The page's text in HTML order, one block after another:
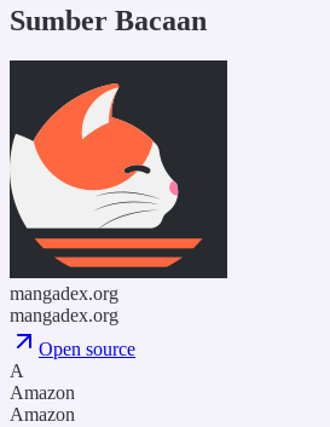
Sumber Bacaan
mangadex.org
mangadex.org
Open source
A
Amazon
Amazon